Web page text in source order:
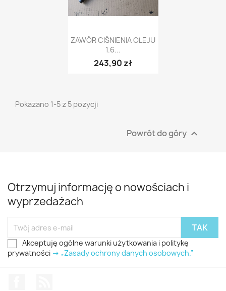
Szybki podgląd
ZAWÓR CIŚNIENIA OLEJU
1.6...
243,90 zł
Pokazano 1-5 z 5 pozycji
Powrót do góry 
Otrzymuj informację o nowościach i
wyprzedażach
Akceptuję ogólne warunki użytkowania i politykę
prywatności -> „Zasady ochrony danych osobowych.”